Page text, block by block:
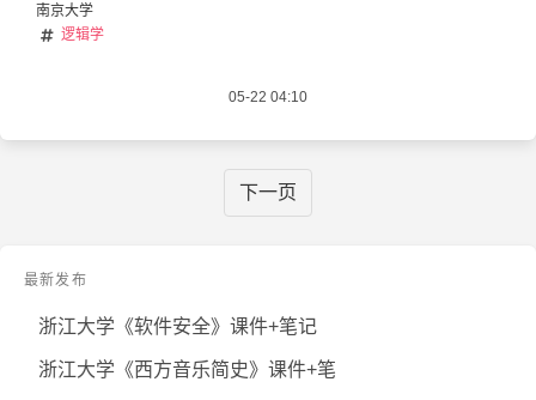
南京大学
逻辑学
05-22 04:10
下一页
最新发布
浙江大学《软件安全》课件+笔记
浙江大学《西方音乐简史》课件+笔